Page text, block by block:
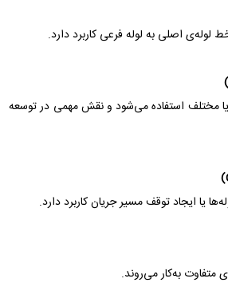
لوله‌ی اصلی به لوله فرعی کاربرد دارد.
مختلف استفاده می‌شود و نقش مهمی در توسعه
یا ایجاد توقف مسیر جریان کاربرد دارد.
متفاوت به‌کار می‌روند.